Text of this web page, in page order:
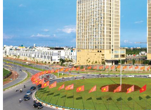
15/7/2026
Công khai tình hình tiếp nhận và giải
13/7/2026
Công khai tình hình tiếp nhận và giải
10/7/2026
Công khai tình hình tiếp nhận và giải